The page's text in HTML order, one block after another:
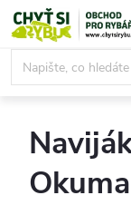
Přejít
na
obsah
Naviják baitrunner
Okuma